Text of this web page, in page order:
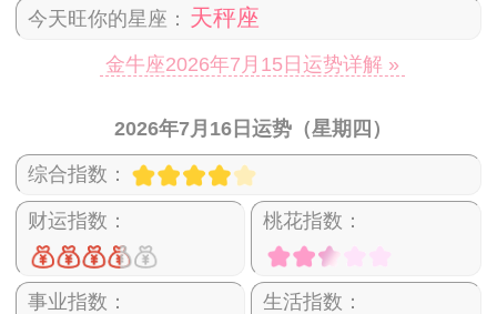
今天旺你的星座： 天秤座
金牛座2026年7月15日运势详解 »
2026年7月16日运势（星期四）
综合指数：
财运指数： 桃花指数：
事业指数： 生活指数：